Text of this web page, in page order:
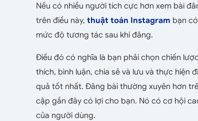
Nếu có nhiều người tích cực hơn xem bài
trên điều này, thuật toán Instagram bạn
mức độ tương tác sau khi đăng.
Điều đó có nghĩa là bạn phải chọn chiến
thích, bình luận, chia sẻ và lưu và thực
quả tốt nhất. Đăng bài thường xuyên hơn
cập gần đây có lợi cho bạn. Nó có cơ hội
của người dùng.